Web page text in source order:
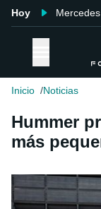
Hoy
Inicio Noticias
Hummer
más